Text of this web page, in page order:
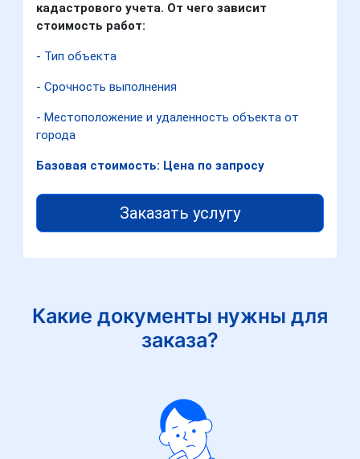
кадастрового учета. От чего зависит
стоимость работ:
- Тип объекта
- Срочность выполнения
- Местоположение и удаленность объекта от
города
Базовая стоимость: Цена по запросу
Заказать услугу
Какие документы нужны для
заказа?